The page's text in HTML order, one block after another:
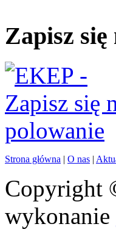
Zapisz
Strona główna | O nas |
Copyright
wykonanie